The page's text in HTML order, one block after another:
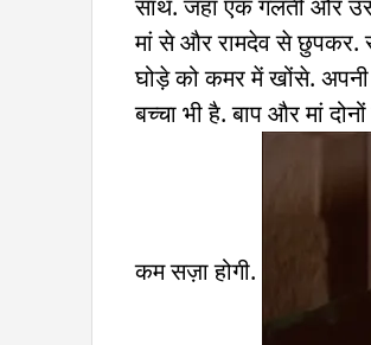
साथ. जहां एक गलती और
मां से और रामदेव से छुपकर.
घोड़े को कमर में खोंसे. अपनी
बच्चा भी है. बाप और मां
कम सज़ा होगी.